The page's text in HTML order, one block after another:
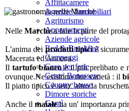
Affittacamere
Agenzie Immobiliari
Agriturismo
Appartamenti
Aziende agricole
Bed & Breakfast
Campeggi
Case per ferie
Centri Benessere
Country house
Dimore storiche
Garnì
Nelle Marchea fare la parte del
L'anima deiprodotti tipiciè
Macerata ed Ancona.
Iltartufo biancoè il più prelibato e
ovunque.Ne esistono due varietà : il
Il piatto tipico è senz' altro la
Anche il maialeha un' importanza